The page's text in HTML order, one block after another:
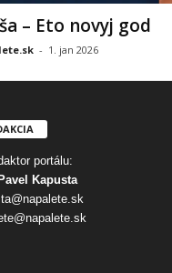
– Eto novyj god
- 1. jan 2026
portálu:
Kapusta